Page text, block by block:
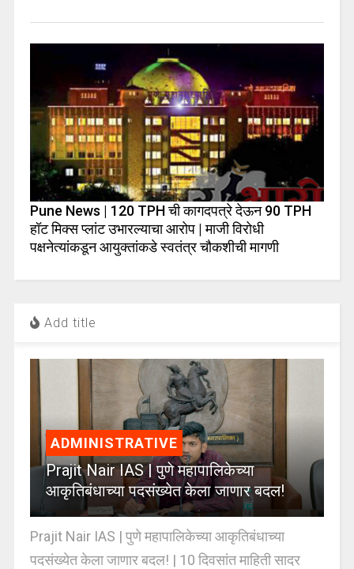
Pune News | 120 TPH ची कागदपत्रे देऊन 90 TPH
हॉट मिक्स प्लांट उभारल्याचा आरोप | माजी विरोधी
पक्षनेत्यांकडून आयुक्तांकडे स्वतंत्र चौकशीची मागणी
Add title
ADMINISTRATIVE
Prajit Nair IAS | पुणे महापालिकेच्या
आकृतिबंधाच्या पदसंख्येत केला जाणार बदल!
Prajit Nair IAS | पुणे महापालिकेच्या आकृतिबंधाच्या
पदसंख्येत केला जाणार बदल! | 10 दिवसांत माहिती सादर